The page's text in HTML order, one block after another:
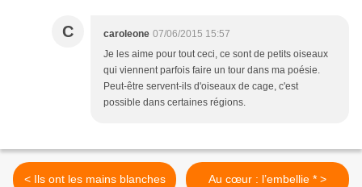
C caroleone 07/06/2015 15:57
Je les aime pour tout ceci, ce sont de petits oiseaux
qui viennent parfois faire un tour dans ma poésie.
Peut-être servent-ils d'oiseaux de cage, c'est
possible dans certaines régions.
< Ils ont les mains blanches Au cœur : l’embellie * >